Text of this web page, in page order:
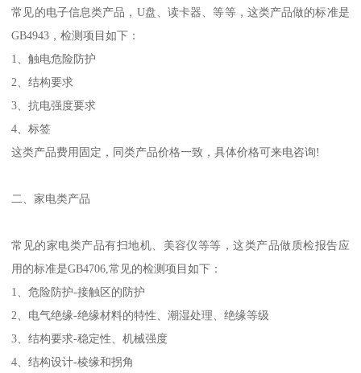
常见的电子信息类产品，U盘、读卡器、等等，这类产品做的标准是
GB4943，检测项目如下：
1、触电危险防护
2、结构要求
3、抗电强度要求
4、标签
这类产品费用固定，同类产品价格一致，具体价格可来电咨询!
二、家电类产品
常见的家电类产品有扫地机、美容仪等等，这类产品做质检报告应
用的标准是GB4706,常见的检测项目如下：
1、危险防护-接触区的防护
2、电气绝缘-绝缘材料的特性、潮湿处理、绝缘等级
3、结构要求-稳定性、机械强度
4、结构设计-棱缘和拐角